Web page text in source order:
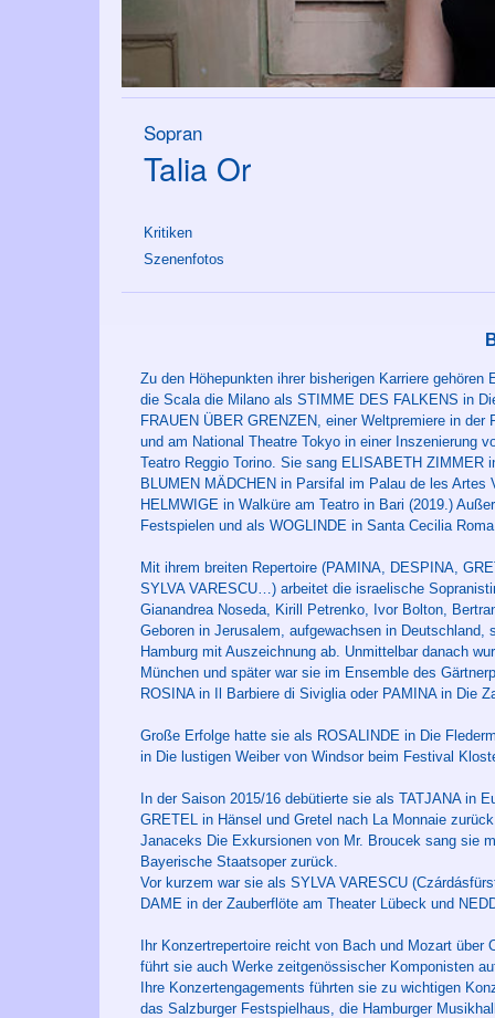
Sopran
Talia Or
Kritiken
Szenenfotos
Zu den Höhepunkten ihrer bisherigen Karriere
die Scala die Milano als STIMME DES FALKENS in
FRAUEN ÜBER GRENZEN, einer Weltpremiere in
und am National Theatre Tokyo in einer Inszenierung
Teatro Reggio Torino. Sie sang ELISABETH
BLUMEN MÄDCHEN in Parsifal im Palau de les
HELMWIGE in Walküre am Teatro in Bari (2019.)
Festspielen und als WOGLINDE in Santa Cecilia
Mit ihrem breiten Repertoire (PAMINA, DESPINA,
SYLVA VARESCU…) arbeitet die israelische
Gianandrea Noseda, Kirill Petrenko, Ivor Bolton,
Geboren in Jerusalem, aufgewachsen in
Hamburg mit Auszeichnung ab. Unmittelbar danach
München und später war sie im Ensemble des
ROSINA in Il Barbiere di Siviglia oder PAMINA in Die
Große Erfolge hatte sie als ROSALINDE in Die
in Die lustigen Weiber von Windsor beim Festival
In der Saison 2015/16 debütierte sie als TATJANA in
GRETEL in Hänsel und Gretel nach La Monnaie
Janaceks Die Exkursionen von Mr. Broucek sang sie
Bayerische Staatsoper zurück.
Vor kurzem war sie als SYLVA VARESCU
DAME in der Zauberflöte am Theater Lübeck und
Ihr Konzertrepertoire reicht von Bach und Mozart
führt sie auch Werke zeitgenössischer Komponisten
Ihre Konzertengagements führten sie zu wichtigen
das Salzburger Festspielhaus, die Hamburger